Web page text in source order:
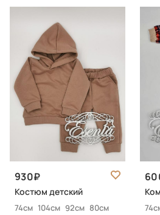
930
Костюм детский
74см 104см 92см 80см